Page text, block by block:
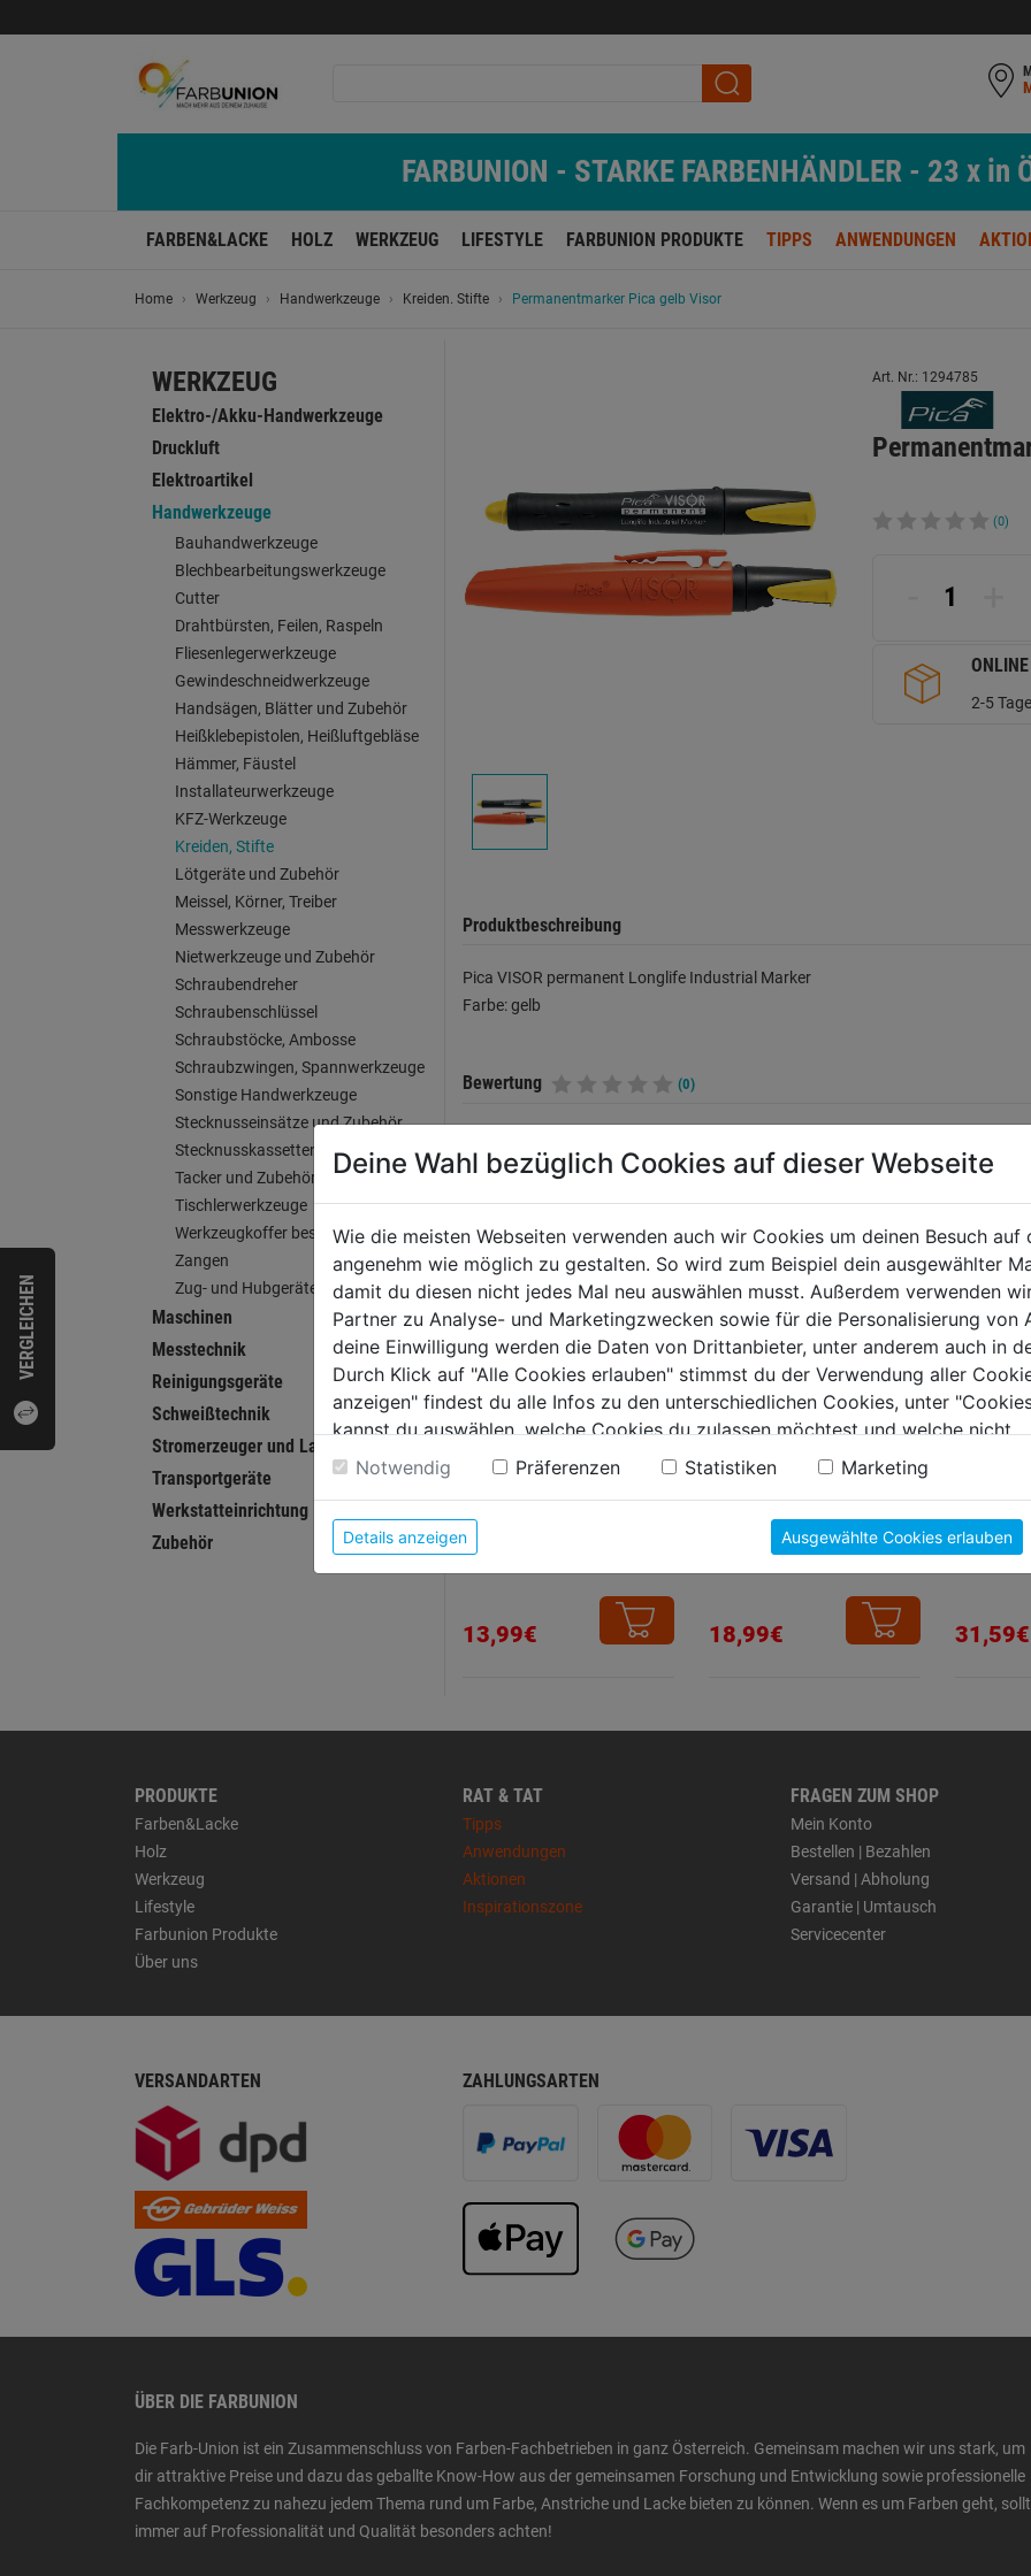
VERGLEICHEN
FARBUNION - STARKE FARBENHÄNDLER - 23 x in
FARBEN&LACKE HOLZ WERKZEUG LIFESTYLE FARBUNION PRODUKTE TIPPS ANWENDUNGEN
Home Werkzeug Handwerkzeuge Kreiden. Stifte Permanentmarker Pica gelb Visor
WERKZEUG
Elektro-/Akku-Handwerkzeuge
Druckluft
Elektroartikel
Handwerkzeuge
Bauhandwerkzeuge
Blechbearbeitungswerkzeuge
Cutter
Drahtbürsten, Feilen, Raspeln
Fliesenlegerwerkzeuge
Gewindeschneidwerkzeuge
Handsägen, Blätter und Zubehör
Heißklebepistolen, Heißluftgebläse
Hämmer, Fäustel
Installateurwerkzeuge
KFZ-Werkzeuge
Kreiden, Stifte
Lötgeräte und Zubehör
Meissel, Körner, Treiber
Messwerkzeuge
Nietwerkzeuge und Zubehör
Schraubendreher
Schraubenschlüssel
Schraubstöcke, Ambosse
Schraubzwingen, Spannwerkzeuge
Sonstige Handwerkzeuge
Stecknusseinsätze und Zubehör
Stecknusskassetten
Tacker und Zubehör
Tischlerwerkzeuge
Werkzeugkoffer bestückt
Zangen
Zug- und Hubgeräte
Maschinen
Messtechnik
Reinigungsgeräte
Schweißtechnik
Stromerzeuger und Ladegeräte
Transportgeräte
Werkstatteinrichtung
Zubehör
Art. Nr.: 1294785
(0)
2-5
Produktbeschreibung
Pica VISOR permanent Longlife Industrial Marker
Farbe: gelb
Bewertung (0)
WEITERE PRODUKTE AUS DIESER KATEGORIE
Dry Minen-Set Graphit
13,99€
Automatic Pen Pica
DRY Longlife
18,99€
Anreiß-
31,59€
PRODUKTE
Farben&Lacke
Holz
Werkzeug
Lifestyle
Farbunion Produkte
Über uns
RAT & TAT
Tipps
Anwendungen
Aktionen
Inspirationszone
FRAGEN ZUM SHOP
Mein Konto
Bestellen | Bezahlen
Versand | Abholung
Garantie | Umtausch
Servicecenter
VERSANDARTEN ZAHLUNGSARTEN
ÜBER DIE FARBUNION
Die Farb-Union ist ein Zusammenschluss von Farben-Fachbetrieben in ganz Österreich. Gemeinsam machen wir uns stark, um
dir attraktive Preise und dazu das geballte Know-How aus der gemeinsamen Forschung und Entwicklung sowie professionelle
Fachkompetenz zu nahezu jedem Thema rund um Farbe, Anstriche und Lacke bieten zu können. Wenn es um Farben geht,
immer auf Professionalität und Qualität besonders achten!
Deine Wahl bezüglich Cookies auf dieser Webseite
Wie die meisten Webseiten verwenden auch wir Cookies um deinen Besuch auf
angenehm wie möglich zu gestalten. So wird zum Beispiel dein ausgewählter
damit du diesen nicht jedes Mal neu auswählen musst. Außerdem verwenden
Partner zu Analyse- und Marketingzwecken sowie für die Personalisierung von
deine Einwilligung werden die Daten von Drittanbieter, unter anderem auch in
Durch Klick auf "Alle Cookies erlauben" stimmst du der Verwendung aller
anzeigen" findest du alle Infos zu den unterschiedlichen Cookies, unter
kannst du auswählen, welche Cookies du zulassen möchtest und welche nicht.
Weitere Informationen findest du in unserer Datenschutzerklärung
Notwendig Präferenzen Statistiken Marketing
Details anzeigen Ausgewählte Cookies erlauben